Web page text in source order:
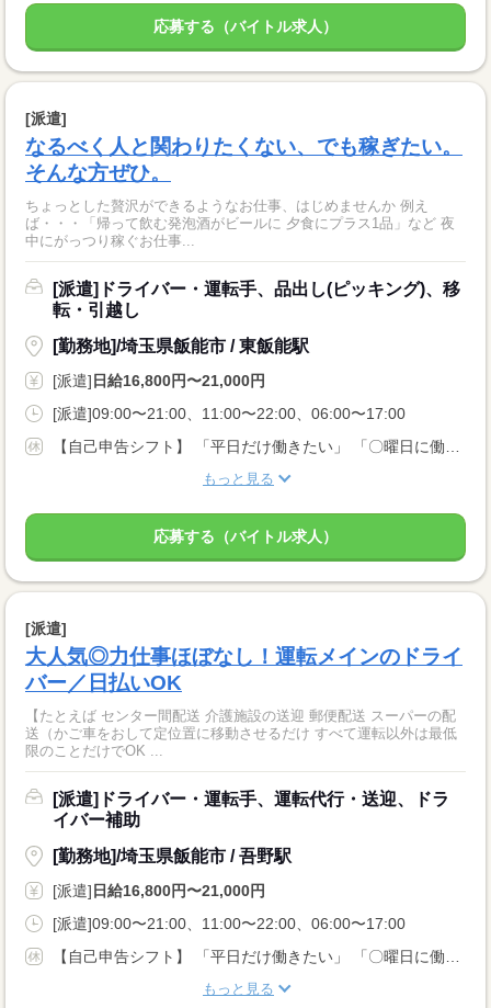
応募する（バイトル求人）
[派遣]
なるべく人と関わりたくない、でも稼ぎたい。
そんな方ぜひ。
ちょっとした贅沢ができるようなお仕事、はじめませんか 例え
ば・・・「帰って飲む発泡酒がビールに 夕食にプラス1品」など 夜
中にがっつり稼ぐお仕事...
[派遣]ドライバー・運転手、品出し(ピッキング)、移
転・引越し
[勤務地]/埼玉県飯能市 / 東飯能駅
[派遣] 日給16,800円〜21,000円
[派遣]09:00〜21:00、11:00〜22:00、06:00〜17:00
もっと見る
応募する（バイトル求人）
[派遣]
大人気◎力仕事ほぼなし！運転メインのドライ
バー／日払いOK
【たとえば センター間配送 介護施設の送迎 郵便配送 スーパーの配
送（かご車をおして定位置に移動させるだけ すべて運転以外は最低
限のことだけでOK ...
[派遣]ドライバー・運転手、運転代行・送迎、ドラ
イバー補助
[勤務地]/埼玉県飯能市 / 吾野駅
[派遣] 日給16,800円〜21,000円
[派遣]09:00〜21:00、11:00〜22:00、06:00〜17:00
もっと見る